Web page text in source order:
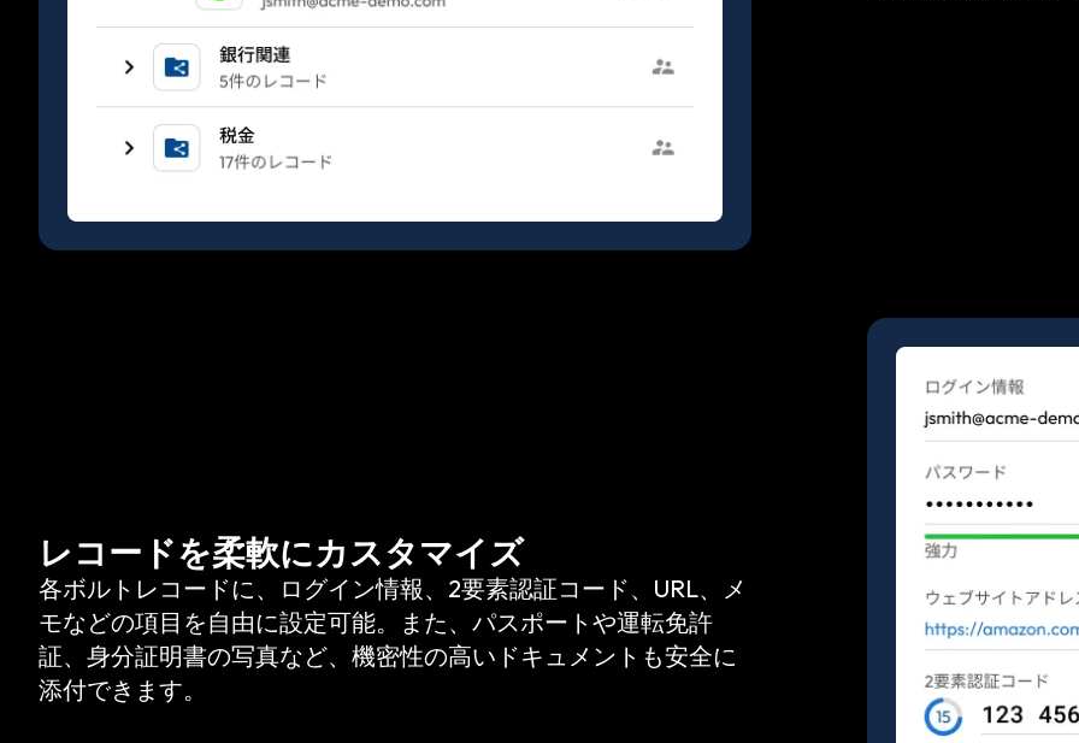
レコードを柔軟にカスタマイズ
各ボルトレコードに、ログイン情報、2要素認証コード、URL、メ
モなどの項目を自由に設定可能。また、パスポートや運転免許
証、身分証明書の写真など、機密性の高いドキュメントも安全に
添付できます。